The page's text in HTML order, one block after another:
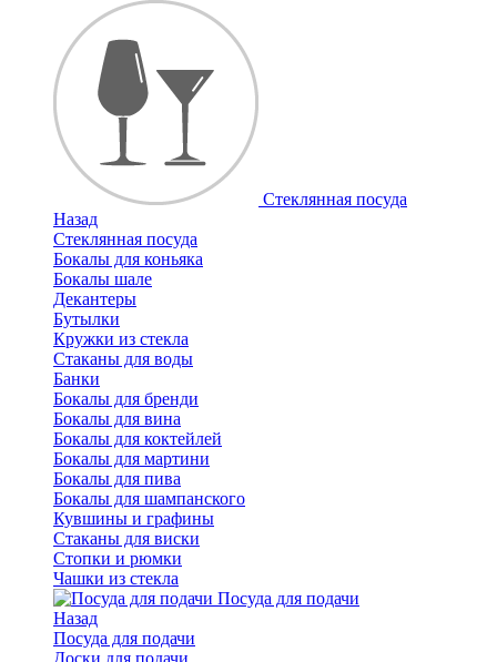
Стеклянная посуда
Назад
Стеклянная посуда
Бокалы для коньяка
Бокалы шале
Декантеры
Бутылки
Кружки из стекла
Стаканы для воды
Банки
Бокалы для бренди
Бокалы для вина
Бокалы для коктейлей
Бокалы для мартини
Бокалы для пива
Бокалы для шампанского
Кувшины и графины
Стаканы для виски
Стопки и рюмки
Чашки из стекла
Посуда для подачи
Назад
Посуда для подачи
Доски для подачи